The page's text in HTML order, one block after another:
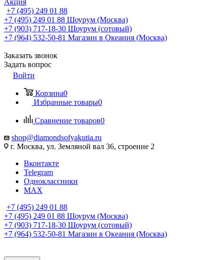
Акция
+7 (495) 249 01 88
+7 (495) 249 01 88 Шоурум (Москва)
+7 (903) 717-18-30 Шоурум (сотовый)
+7 (964) 532-50-81 Магазин в Океания (Москва)
Заказать звонок
Задать вопрос
Войти
Корзина0
Избранные товары0
Сравнение товаров0
shop@diamondsofyakutia.ru
г. Москва, ул. Земляной вал 36, строение 2
Вконтакте
Telegram
Одноклассники
MAX
+7 (495) 249 01 88
+7 (495) 249 01 88 Шоурум (Москва)
+7 (903) 717-18-30 Шоурум (сотовый)
+7 (964) 532-50-81 Магазин в Океания (Москва)